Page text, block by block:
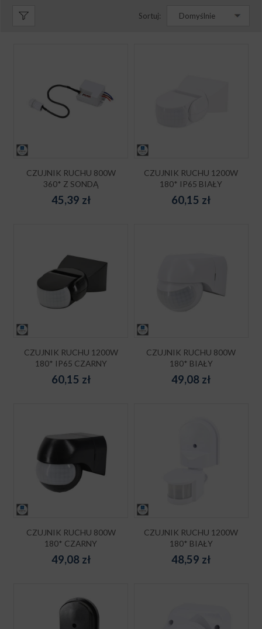
Sortuj: Domyślnie
CZUJNIK RUCHU 800W
360* Z SONDĄ
45,39 zł
CZUJNIK RUCHU 1200W
180* IP65 BIAŁY
60,15 zł
CZUJNIK RUCHU 1200W
180* IP65 CZARNY
60,15 zł
CZUJNIK RUCHU 800W
180* BIAŁY
49,08 zł
CZUJNIK RUCHU 800W
180* CZARNY
49,08 zł
CZUJNIK RUCHU 1200W
180* BIAŁY
48,59 zł